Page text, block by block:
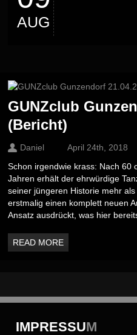
AUG
GUNZclub
(Bericht)
Daniel April 24th, 2018
Schon irgendwie krass: Nach 60
Jahren erhält der ehrwürdige
seiner jüngeren Historie mehr
erstmalig einen komplett neuen
Ansatz ausdrückt, was hier
READ MORE
IMPRESSUM